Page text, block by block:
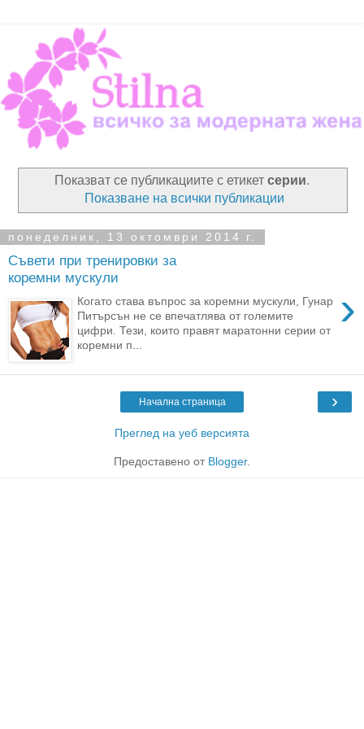
Показват се публикациите с етикет серии.
Показване на всички публикации
понеделник, 13 октомври 2014 г.
Съвети при тренировки за
коремни мускули
›
Когато става въпрос за коремни мускули, Гунар
Питърсън не се впечатлява от големите
цифри. Тези, които правят маратонни серии от
коремни п...
›
Начална страница
Преглед на уеб версията
Предоставено от Blogger.